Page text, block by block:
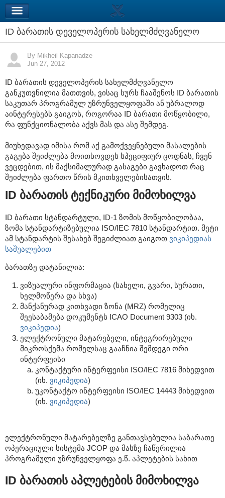
ID ბარათის დეველოპერის სახელმძღვანელო
By Mikheil Kapanadze
Jun 27, 2012
ID ბარათის დეველოპერის სახელმძღვანელო
განკუთვნილია მათთვის, ვისაც სურს ჩააშენოს ID ბარათის
საკუთარ პროგრამულ უზრუნველყოფაში ან უბრალოდ
აინტერესებს გაიგოს, როგორაა ID ბარათი მოწყობილი,
რა ფუნქციონალობა აქვს მას და ასე შემდეგ.
მიუხედავად იმისა რომ აქ გამოქვეყნებული მასალების
გაგება შეიძლება მოითხოვდეს სპეციფიურ ცოდნას, ჩვენ
ვეცდებით, ის მაქსიმალურად გასაგები გავხადოთ რაც
შეიძლება ფართო წრის მკითხველებისათვის.
ID ბარათის ტექნიკური მიმოხილვა
ID ბარათი სტანდარტული, ID-1 ზომის მოწყობილობაა,
ზომა სტანდარტიზებულია ISO/IEC 7810 სტანდარტით. მეტი
ამ სტანდარტის შესახებ შეგიძლიათ გაიგოთ ვიკიპედიას
საშუალებით
ბარათზე დატანილია:
ვიზუალური ინფორმაცია (სახელი, გვარი, სურათი,
ხელმოწერა და სხვა)
მანქანურად კითხვადი ზონა (MRZ) რომელიც
შეესაბამება დოკუმენტს ICAO Document 9303 (იხ.
ვიკიპედია)
ელექტრონული მატარებელი, ინტეგრირებული
მიკროსქემა რომელსაც გააჩნია შემდეგი ორი
ინტერფეისი
კონტაქტური ინტერფეისი ISO/IEC 7816 მიხედვით
(იხ. ვიკიპედია)
უკონტაქტო ინტერფეისი ISO/IEC 14443 მიხედვით
(იხ. ვიკიპედია)
ელექტრონული მატარებელზე განთავსებულია საბარათე
ოპერაციული სისტემა JCOP და მასზე ჩაწერილია
პროგრამული უზრუნველყოფა ე.წ. აპლეტების სახით
ID ბარათის აპლეტების მიმოხილვა